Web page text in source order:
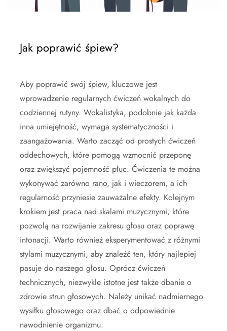
Jak poprawić śpiew?
Aby poprawić swój śpiew, kluczowe jest
wprowadzenie regularnych ćwiczeń wokalnych do
codziennej rutyny. Wokalistyka, podobnie jak każda
inna umiejętność, wymaga systematyczności i
zaangażowania. Warto zacząć od prostych ćwiczeń
oddechowych, które pomogą wzmocnić przeponę
oraz zwiększyć pojemność płuc. Ćwiczenia te można
wykonywać zarówno rano, jak i wieczorem, a ich
regularność przyniesie zauważalne efekty. Kolejnym
krokiem jest praca nad skalami muzycznymi, które
pozwolą na rozwijanie zakresu głosu oraz poprawę
intonacji. Warto również eksperymentować z różnymi
stylami muzycznymi, aby znaleźć ten, który najlepiej
pasuje do naszego głosu. Oprócz ćwiczeń
technicznych, niezwykle istotne jest także dbanie o
zdrowie strun głosowych. Należy unikać nadmiernego
wysiłku głosowego oraz dbać o odpowiednie
nawodnienie organizmu.